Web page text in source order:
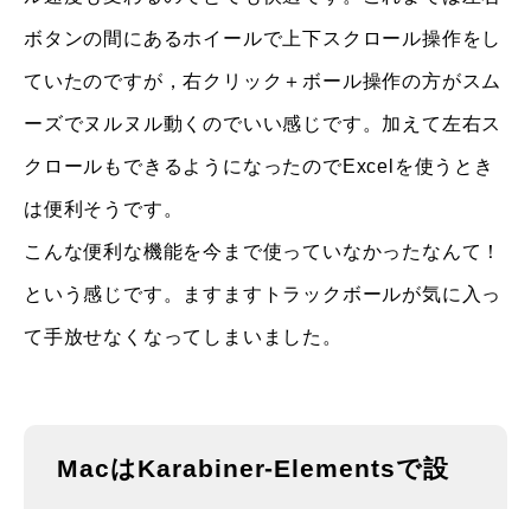
ボタンの間にあるホイールで上下スクロール操作をし
ていたのですが，右クリック＋ボール操作の方がスム
ーズでヌルヌル動くのでいい感じです。加えて左右ス
クロールもできるようになったのでExcelを使うとき
は便利そうです。
こんな便利な機能を今まで使っていなかったなんて！
という感じです。ますますトラックボールが気に入っ
て手放せなくなってしまいました。
MacはKarabiner-Elementsで設